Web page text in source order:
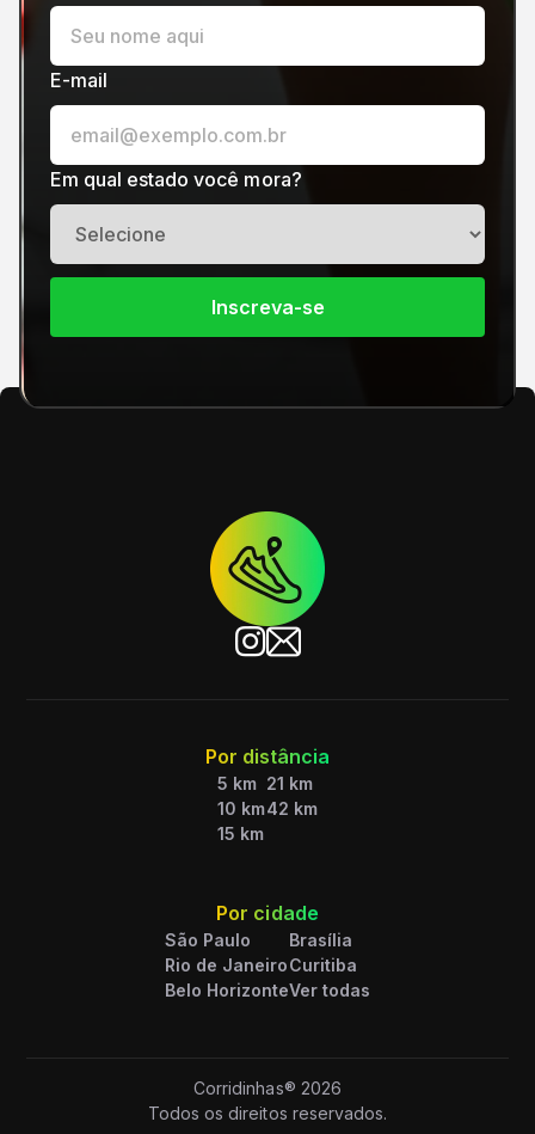
E-mail
Em qual estado você mora?
Inscreva-se
Por distância
5 km
10 km
15 km
21 km
42 km
Por cidade
São Paulo
Rio de Janeiro
Belo Horizonte
Brasília
Curitiba
Ver todas
Corridinhas® 2026
Todos os direitos reservados.